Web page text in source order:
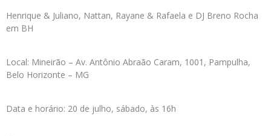
Henrique & Juliano, Nattan, Rayane & Rafaela e DJ Breno Rocha
em BH
Local: Mineirão – Av. Antônio Abraão Caram, 1001, Pampulha,
Belo Horizonte – MG
Data e horário: 20 de julho, sábado, às 16h